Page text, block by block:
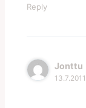
Reply
Jonttu